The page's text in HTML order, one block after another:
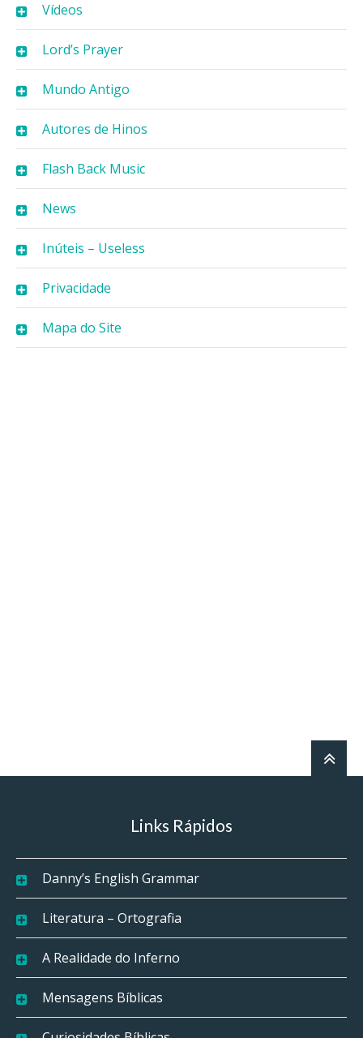
Vídeos
Lord’s Prayer
Mundo Antigo
Autores de Hinos
Flash Back Music
News
Inúteis – Useless
Privacidade
Mapa do Site
Links Rápidos
Danny’s English Grammar
Literatura – Ortografia
A Realidade do Inferno
Mensagens Bíblicas